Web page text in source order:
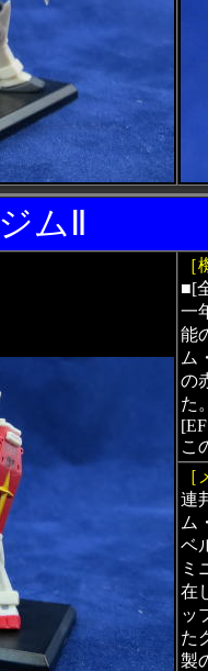
ジムⅡ
■[
一
能
ム
の
た
こ
連
ム
ベ
ミ
在
ッ
た
製